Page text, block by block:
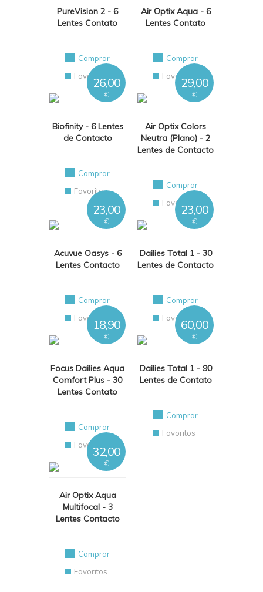
PureVision 2 - 6
Lentes Contato
Comprar
Favoritos
Air Optix Aqua - 6
Lentes Contato
Comprar
Favoritos
Biofinity - 6 Lentes
de Contacto
26,00
€
Comprar
Favoritos
Air Optix Colors
Neutra (Plano) - 2
Lentes de Contacto
29,00
€
Comprar
Favoritos
Acuvue Oasys - 6
Lentes Contacto
23,00
€
Comprar
Favoritos
Dailies Total 1 - 30
Lentes de Contacto
23,00
€
Comprar
Favoritos
Focus Dailies Aqua
Comfort Plus - 30
Lentes Contato
18,90
€
Comprar
Favoritos
Dailies Total 1 - 90
Lentes de Contato
60,00
€
Comprar
Favoritos
Air Optix Aqua
Multifocal - 3
Lentes Contacto
32,00
€
Comprar
Favoritos